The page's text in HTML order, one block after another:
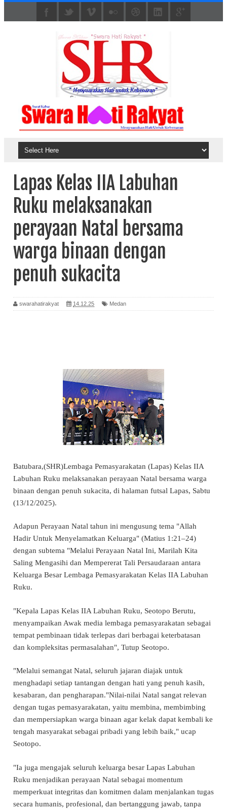
Lapas Kelas IIA Labuhan
Ruku melaksanakan
perayaan Natal bersama
warga binaan dengan
penuh sukacita
swarahatirakyat 14.12.25 Medan
Batubara,(SHR)Lembaga Pemasyarakatan (Lapas) Kelas IIA
Labuhan Ruku melaksanakan perayaan Natal bersama warga
binaan dengan penuh sukacita, di halaman futsal Lapas, Sabtu
(13/12/2025).
Adapun Perayaan Natal tahun ini mengusung tema "Allah
Hadir Untuk Menyelamatkan Keluarga" (Matius 1:21–24)
dengan subtema "Melalui Perayaan Natal Ini, Marilah Kita
Saling Mengasihi dan Mempererat Tali Persaudaraan antara
Keluarga Besar Lembaga Pemasyarakatan Kelas IIA Labuhan
Ruku.
"Kepala Lapas Kelas IIA Labuhan Ruku, Seotopo Berutu,
menyampaikan Awak media lembaga pemasyarakatan sebagai
tempat pembinaan tidak terlepas dari berbagai keterbatasan
dan kompleksitas permasalahan", Tutup Seotopo.
"Melalui semangat Natal, seluruh jajaran diajak untuk
menghadapi setiap tantangan dengan hati yang penuh kasih,
kesabaran, dan pengharapan."Nilai-nilai Natal sangat relevan
dengan tugas pemasyarakatan, yaitu membina, membimbing
dan mempersiapkan warga binaan agar kelak dapat kembali ke
tengah masyarakat sebagai pribadi yang lebih baik," ucap
Seotopo.
"Ia juga mengajak seluruh keluarga besar Lapas Labuhan
Ruku menjadikan perayaan Natal sebagai momentum
memperkuat integritas dan komitmen dalam menjalankan tugas
secara humanis, profesional, dan bertanggung jawab, tanpa